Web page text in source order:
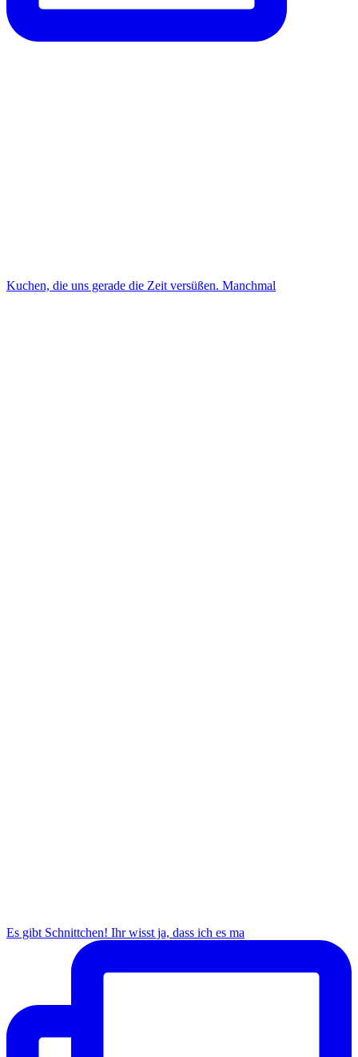
Kuchen, die uns gerade die Zeit versüßen. Manchmal
Es gibt Schnittchen! Ihr wisst ja, dass ich es ma